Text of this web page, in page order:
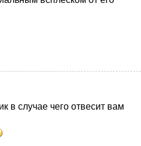
в случае чего отвесит вам